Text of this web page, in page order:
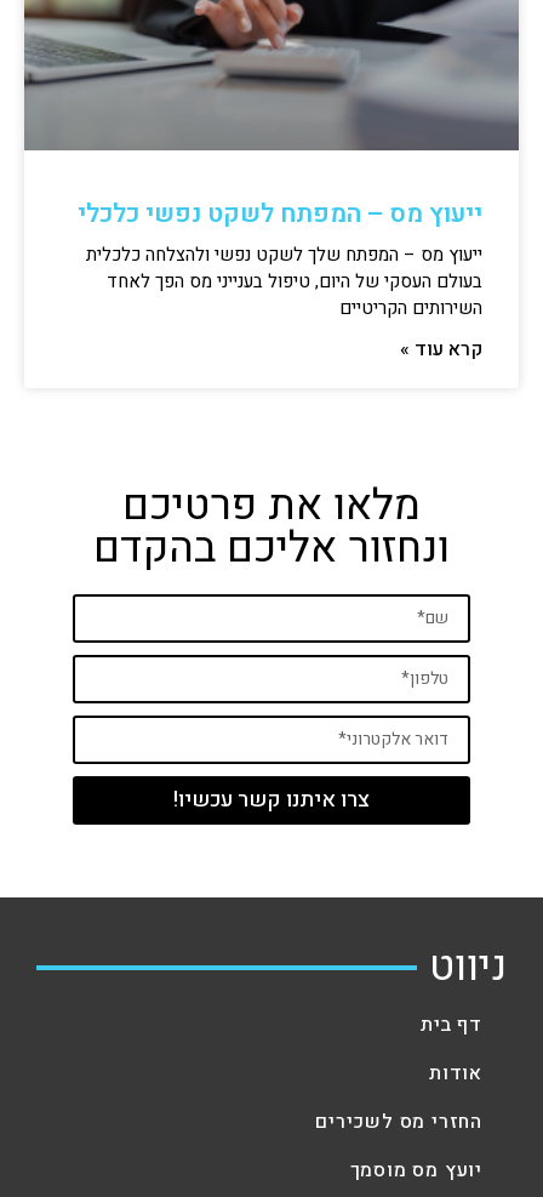
ייעוץ מס – המפתח לשקט נפשי כלכלי
ייעוץ מס – המפתח שלך לשקט נפשי ולהצלחה כלכלית
בעולם העסקי של היום, טיפול בענייני מס הפך לאחד
השירותים הקריטיים
קרא עוד »
מלאו את פרטיכם
ונחזור אליכם בהקדם
צרו איתנו קשר עכשיו!
ניווט
דף בית
אודות
החזרי מס לשכירים
יועץ מס מוסמך